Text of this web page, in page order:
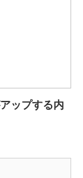
ップする内